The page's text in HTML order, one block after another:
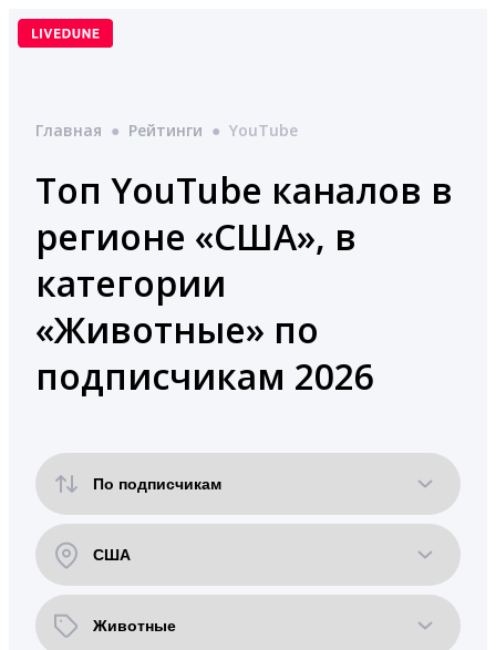
Перейти
Главная ● Рейтинги ● YouTube
Топ YouTube каналов в
регионе «США», в
категории
«Животные» по
подписчикам 2026